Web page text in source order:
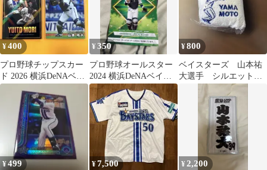
¥400
プロ野球チップスカー
ド 2026 横浜DeNAベイ
スターズ 森唯斗 山本祐
¥350
プロ野球オールスター
2024 横浜DeNAベイス
ターズ 山本佑大 観
戦証明書
¥800
ベイスターズ 山本祐
大選手 シルエット刺
繍入りハンドタオル
¥499 ¥7,500 ¥ 2,200